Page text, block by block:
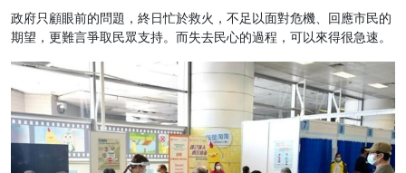
政府只顧眼前的問題，終日忙於救火，不足以面對危機、回應市民的
期望，更難言爭取民眾支持。而失去民心的過程，可以來得很急速。